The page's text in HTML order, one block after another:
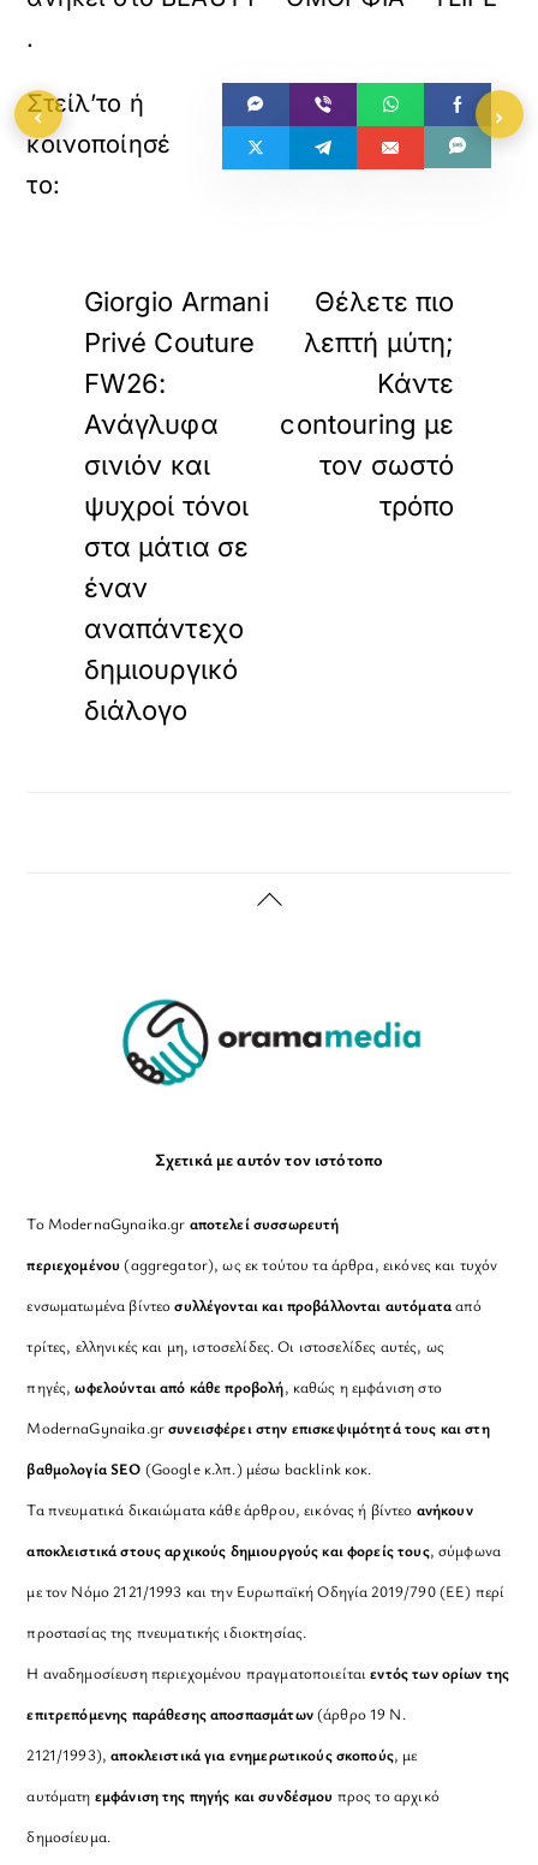
.
Giorgio Armani
Privé Couture
FW26:
Ανάγλυφα
σινιόν και
ψυχροί τόνοι
στα μάτια σε
έναν
αναπάντεχο
δημιουργικό
διάλογο
Θέλετε πιο
λεπτή μύτη;
Κάντε
contouring με
τον σωστό
τρόπο
Back
Σχετικά με αυτόν τον ιστότοπο
Το ModernaGynaika.gr αποτελεί συσσωρευτή
περιεχομένου (aggregator), ως εκ τούτου τα άρθρα, εικόνες και τυχόν
ενσωματωμένα βίντεοσυλλέγονται και προβάλλονται αυτόματααπό
τρίτες, ελληνικές και μη, ιστοσελίδες. Οι ιστοσελίδες αυτές, ως
πηγές,ωφελούνται από κάθε προβολή, καθώς η εμφάνιση στο
ModernaGynaika.grσυνεισφέρει στην επισκεψιμότητά τους και στη
βαθμολογία SEO (Google κ.λπ.) μέσω backlink κοκ.
Τα πνευματικά δικαιώματα κάθε άρθρου, εικόνας ή βίντεο ανήκουν
αποκλειστικά στους αρχικούς δημιουργούς και φορείς τους, σύμφωνα
με τον Νόμο 2121/1993 και την Ευρωπαϊκή Οδηγία 2019/790 (ΕΕ) περί
προστασίας της πνευματικής ιδιοκτησίας.
Η αναδημοσίευση περιεχομένου πραγματοποιείταιεντός των ορίων της
επιτρεπόμενης παράθεσης αποσπασμάτων(άρθρο 19 Ν.
2121/1993), αποκλειστικά για ενημερωτικούς σκοπούς, με
αυτόματη εμφάνιση της πηγής και συνδέσμου προς το αρχικό
δημοσίευμα.
‹ ›